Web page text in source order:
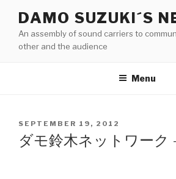
content
DAMO SUZUKI´S
An assembly of sound carriers to
other and the audience
Menu
POSTED
ON
SEPTEMBER 19, 2012
ダモ鈴木ネットワーク